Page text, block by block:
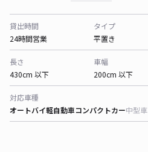
貸出時間
24時間営業
タイプ
平置き
長さ
430cm 以下
車幅
200cm 以下
対応車種
オートバイ軽自動車コンパクトカー中型車